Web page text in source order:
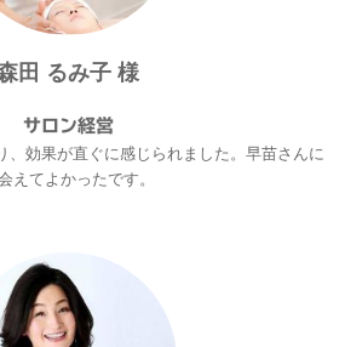
田 るみ子 様
サロン経営
、効果が直ぐに感じられました。早苗さんに
えてよかったです。